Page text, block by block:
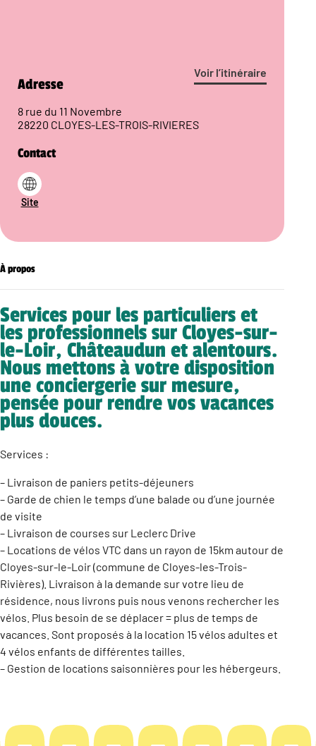
Voir l’itinéraire
Adresse
8 rue du 11 Novembre
28220 CLOYES-LES-TROIS-RIVIERES
Contact
Site
À propos
Services pour les particuliers et
les professionnels sur Cloyes-sur-
le-Loir, Châteaudun et alentours.
Nous mettons à votre disposition
une conciergerie sur mesure,
pensée pour rendre vos vacances
plus douces.
Services :
– Livraison de paniers petits-déjeuners
– Garde de chien le temps d’une balade ou d’une journée
de visite
– Livraison de courses sur Leclerc Drive
– Locations de vélos VTC dans un rayon de 15km autour de
Cloyes-sur-le-Loir (commune de Cloyes-les-Trois-
Rivières). Livraison à la demande sur votre lieu de
résidence, nous livrons puis nous venons rechercher les
vélos. Plus besoin de se déplacer = plus de temps de
vacances. Sont proposés à la location 15 vélos adultes et
4 vélos enfants de différentes tailles.
– Gestion de locations saisonnières pour les hébergeurs.